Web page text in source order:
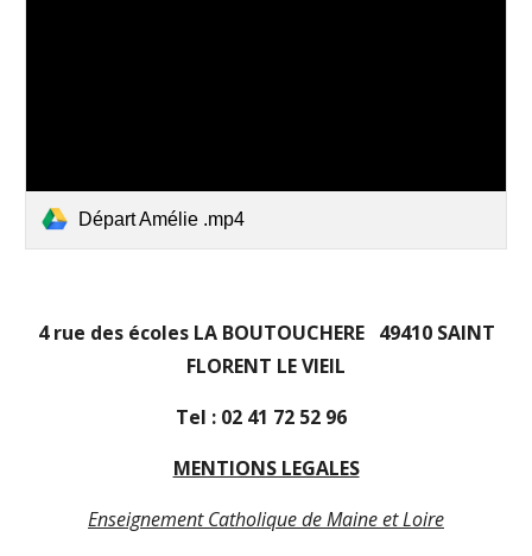
Départ Amélie .mp4
4 rue des écoles LA BOUTOUCHERE 49410 SAINT
FLORENT LE VIEIL
Tel : 02 41 72 52 96
MENTIONS LEGALES
Enseignement Catholique de Maine et Loire